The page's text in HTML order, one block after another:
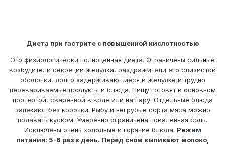
Диета при гастрите с повышенной кислотностью
Это физиологически полноценная диета. Ограничены сильные
возбудители секреции желудка, раздражители его слизистой
оболочки, долго задерживающиеся в желудке и трудно
перевариваемые продукты и блюда. Пищу готовят в основном
протертой, сваренной в воде или на пару. Отдельные блюда
запекают без корочки. Рыбу и негрубые сорта мяса можно
подавать куском. Умеренно ограничена поваленная соль.
Исключены очень холодные и горячие блюда. Режим
питания: 5-6 раз в день. Перед сном выпивают молоко,